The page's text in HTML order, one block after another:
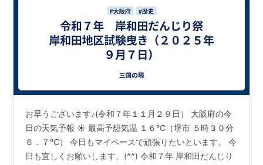
お早うございます♪(令和７年１１月２９日） 大阪府の今
日の天気予報 ☀ 最高予想気温 １６℃（堺市 ５時３０分
６．７℃） 今日もマイペースで頑張りたいといます。 今
日も宜しくお願いします。(^^) 令和７年 岸和田だんじり